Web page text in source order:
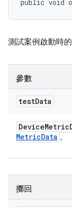
public void
測試案例啟動時的
參數
testData
DeviceMetric
MetricData 。
擲回